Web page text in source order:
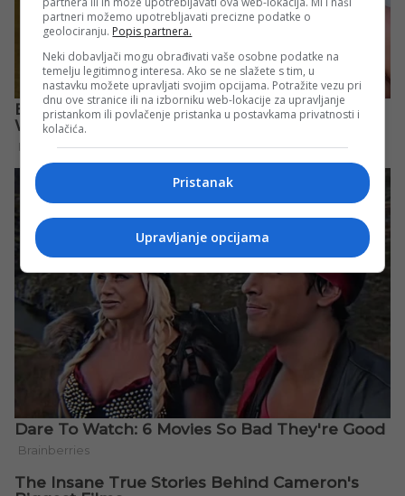
partneri možemo upotrebljavati precizne podatke o
geolociranju. Popis partnera.
Neki dobavljači mogu obrađivati vaše osobne podatke na
temelju legitimnog interesa. Ako se ne slažete s tim, u
nastavku možete upravljati svojim opcijama. Potražite vezu pri
dnu ove stranice ili na izborniku web-lokacije za upravljanje
pristankom ili povlačenje pristanka u postavkama privatnosti i
kolačića.
Pristanak
Upravljanje opcijama